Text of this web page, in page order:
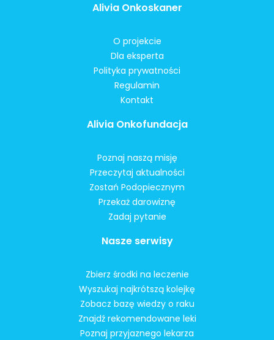
Alivia Onkoskaner
O projekcie
Dla eksperta
Polityka prywatności
Regulamin
Kontakt
Alivia Onkofundacja
Poznaj naszą misję
Przeczytaj aktualności
Zostań Podopiecznym
Przekaż darowiznę
Zadaj pytanie
Nasze serwisy
Zbierz środki na leczenie
Wyszukaj najkrótszą kolejkę
Zobacz bazę wiedzy o raku
Znajdź rekomendowane leki
Poznaj przyjaznego lekarza